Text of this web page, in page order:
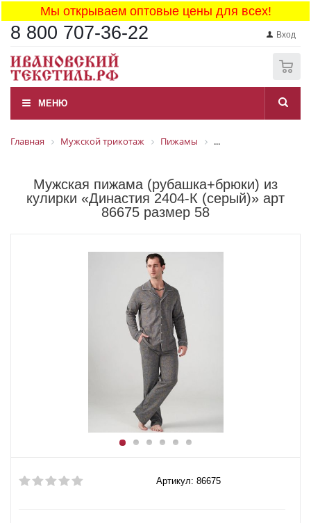
Мы открываем оптовые цены для всех!
8 800 707-36-22 Вход
МЕНЮ
Главная Мужской трикотаж Пижамы ...
Мужская пижама (рубашка+брюки) из
кулирки «Династия 2404-К (серый)» арт
86675 размер 58
Артикул: 86675